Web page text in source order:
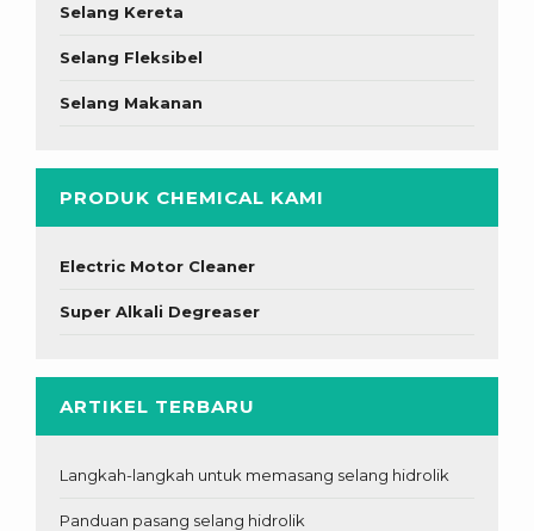
Selang Kereta
Selang Fleksibel
Selang Makanan
PRODUK CHEMICAL KAMI
Electric Motor Cleaner
Super Alkali Degreaser
ARTIKEL TERBARU
Langkah-langkah untuk memasang selang hidrolik
Panduan pasang selang hidrolik